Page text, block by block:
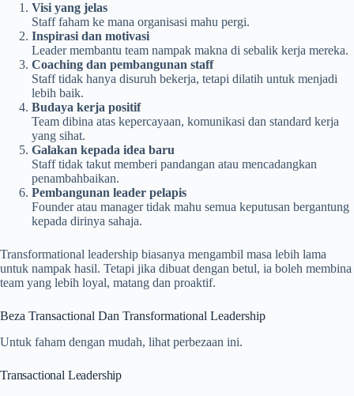
Visi yang jelas
Staff faham ke mana organisasi mahu pergi.
Inspirasi dan motivasi
Leader membantu team nampak makna di sebalik kerja mereka.
Coaching dan pembangunan staff
Staff tidak hanya disuruh bekerja, tetapi dilatih untuk menjadi
lebih baik.
Budaya kerja positif
Team dibina atas kepercayaan, komunikasi dan standard kerja
yang sihat.
Galakan kepada idea baru
Staff tidak takut memberi pandangan atau mencadangkan
penambahbaikan.
Pembangunan leader pelapis
Founder atau manager tidak mahu semua keputusan bergantung
kepada dirinya sahaja.
Transformational leadership biasanya mengambil masa lebih lama
untuk nampak hasil. Tetapi jika dibuat dengan betul, ia boleh membina
team yang lebih loyal, matang dan proaktif.
Beza Transactional Dan Transformational Leadership
Untuk faham dengan mudah, lihat perbezaan ini.
Transactional Leadership